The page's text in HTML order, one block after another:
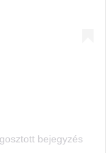
bejegyzés